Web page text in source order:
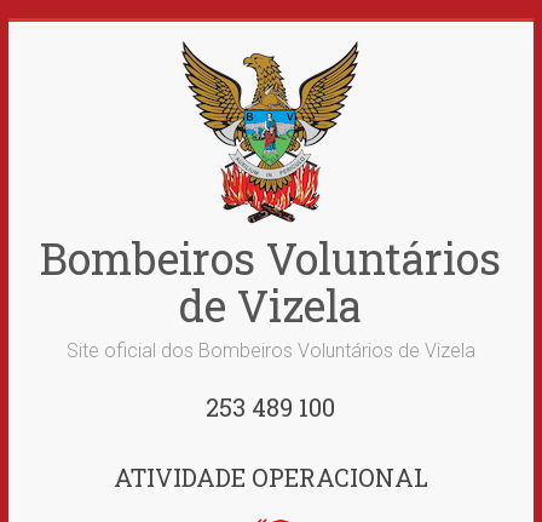
Bombeiros Voluntários
de Vizela
Site oficial dos Bombeiros Voluntários de Vizela
253 489 100
ATIVIDADE OPERACIONAL